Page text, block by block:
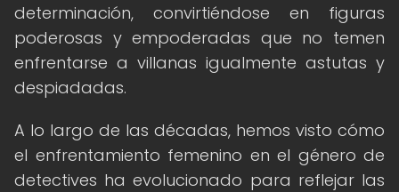
determinación, convirtiéndose en figuras
poderosas y empoderadas que no temen
enfrentarse a villanas igualmente astutas y
despiadadas.
A lo largo de las décadas, hemos visto cómo
el enfrentamiento femenino en el género de
detectives ha evolucionado para reflejar las